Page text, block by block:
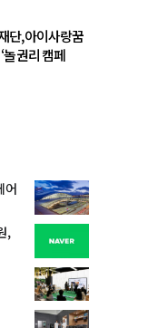
단, 아이사랑꿈
놀 권리 캠페
어
,